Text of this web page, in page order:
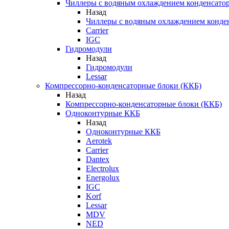
Чиллеры с водяным охлаждением
Назад
Чиллеры с водяным охлаждением
Carrier
IGC
Гидромодули
Назад
Гидромодули
Lessar
Компрессорно-конденсаторные блоки (ККБ)
Назад
Компрессорно-конденсаторные блоки (ККБ)
Одноконтурные ККБ
Назад
Одноконтурные ККБ
Aerotek
Carrier
Dantex
Electrolux
Energolux
IGC
Korf
Lessar
MDV
NED